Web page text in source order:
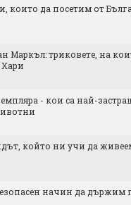
които да посетим от
Маркъл: триковете, на
- кои са най-
който ни учи да
начин да държим